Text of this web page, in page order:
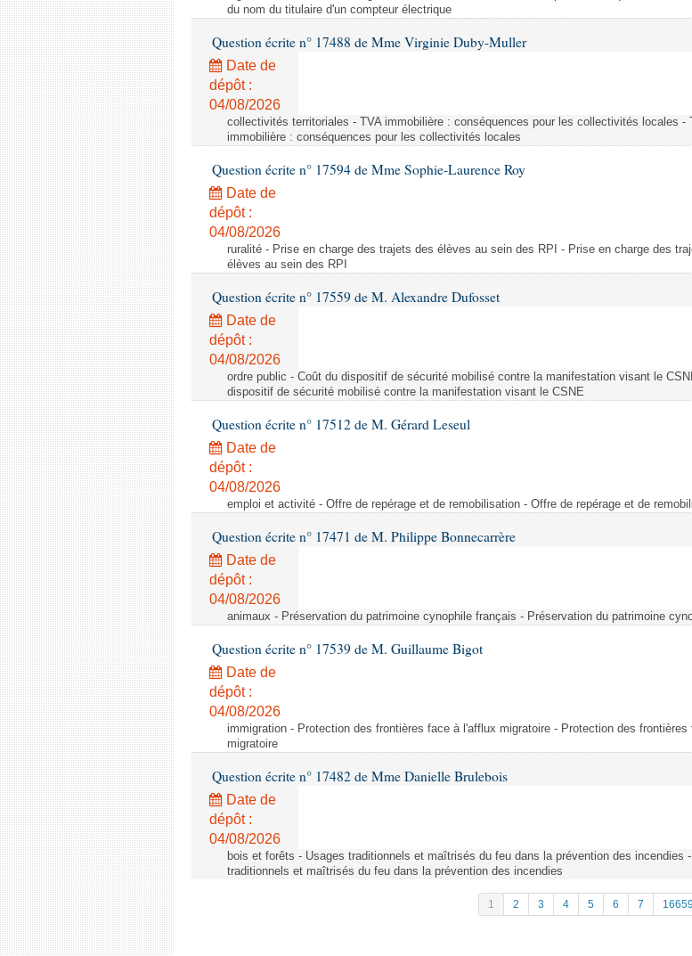
du nom du titulaire d'un compteur électrique
Question écrite n° 17488 de Mme Virginie Duby-Muller
Date de
dépôt :
04/08/2026
collectivités territoriales - TVA immobilière : conséquences pour les collectivités locales -
immobilière : conséquences pour les collectivités locales
Question écrite n° 17594 de Mme Sophie-Laurence Roy
Date de
dépôt :
04/08/2026
ruralité - Prise en charge des trajets des élèves au sein des RPI - Prise en charge des
élèves au sein des RPI
Question écrite n° 17559 de M. Alexandre Dufosset
Date de
dépôt :
04/08/2026
ordre public - Coût du dispositif de sécurité mobilisé contre la manifestation visant le
dispositif de sécurité mobilisé contre la manifestation visant le CSNE
Question écrite n° 17512 de M. Gérard Leseul
Date de
dépôt :
04/08/2026
emploi et activité - Offre de repérage et de remobilisation - Offre de repérage et de
Question écrite n° 17471 de M. Philippe Bonnecarrère
Date de
dépôt :
04/08/2026
animaux - Préservation du patrimoine cynophile français - Préservation du patrimoine
Question écrite n° 17539 de M. Guillaume Bigot
Date de
dépôt :
04/08/2026
immigration - Protection des frontières face à l'afflux migratoire - Protection des frontières
migratoire
Question écrite n° 17482 de Mme Danielle Brulebois
Date de
dépôt :
04/08/2026
bois et forêts - Usages traditionnels et maîtrisés du feu dans la prévention des incendies
traditionnels et maîtrisés du feu dans la prévention des incendies
1 2 3 4 5 6 7 16659